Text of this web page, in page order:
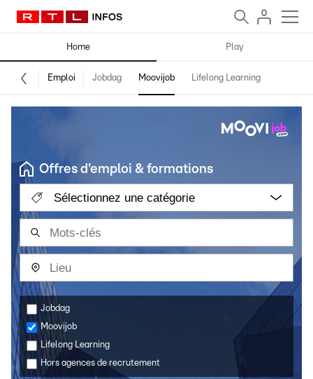
Home Play
Emploi Jobdag Moovijob Lifelong Learning
Offres d'emploi & formations
Sélectionnez une catégorie
Jobdag
Moovijob
Lifelong Learning
Hors agences de recrutement